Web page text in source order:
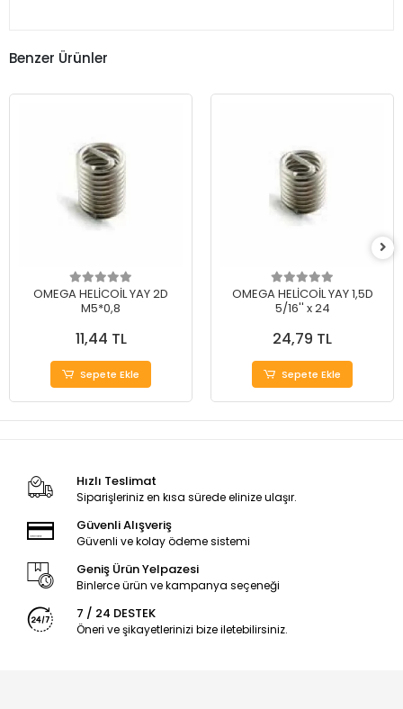
Benzer Ürünler
OMEGA HELİCOİL YAY 2D
M5*0,8
11,44 TL
Sepete Ekle
OMEGA HELİCOİL YAY 1,5D
5/16'' x 24
24,79 TL
Sepete Ekle
Hızlı Teslimat
Siparişleriniz en kısa sürede elinize ulaşır.
Güvenli Alışveriş
Güvenli ve kolay ödeme sistemi
Geniş Ürün Yelpazesi
Binlerce ürün ve kampanya seçeneği
7 / 24 DESTEK
Öneri ve şikayetlerinizi bize iletebilirsiniz.